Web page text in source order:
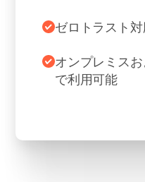
ゼロトラスト
オンプレミス
で利用可能